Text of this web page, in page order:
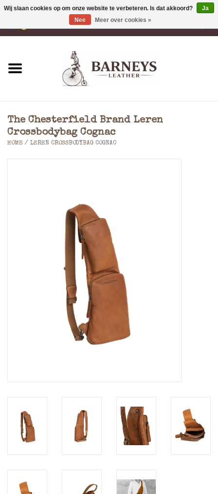
Portemonnees
Rugzakken
The Chesterfield Brand Leren
Crossbodybag Cognac
HOME / LEREN CROSSBODYBAG COGNAC
Wij slaan cookies op om onze website te verbeteren. Is dat akkoord?
Ja
Nee
Meer over cookies »